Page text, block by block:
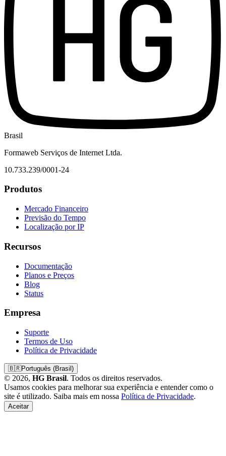
Brasil
Formaweb Serviços de Internet Ltda.
10.733.239/0001-24
Produtos
Mercado Financeiro
Previsão do Tempo
Localização por IP
Recursos
Documentação
Planos e Preços
Blog
Status
Empresa
Suporte
Termos de Uso
Política de Privacidade
🇧🇷Português (Brasil)
© 2026, HG Brasil. Todos os direitos reservados.
Usamos cookies para melhorar sua experiência e entender como o
site é utilizado. Saiba mais em nossa Política de Privacidade.
Aceitar